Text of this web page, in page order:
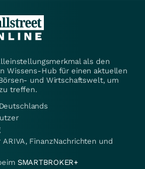
als den
Wissens-Hub für einen aktuellen
und Wirtschaftswelt, um
treffen.
FinanzNachrichten und
SMARTBROKER+